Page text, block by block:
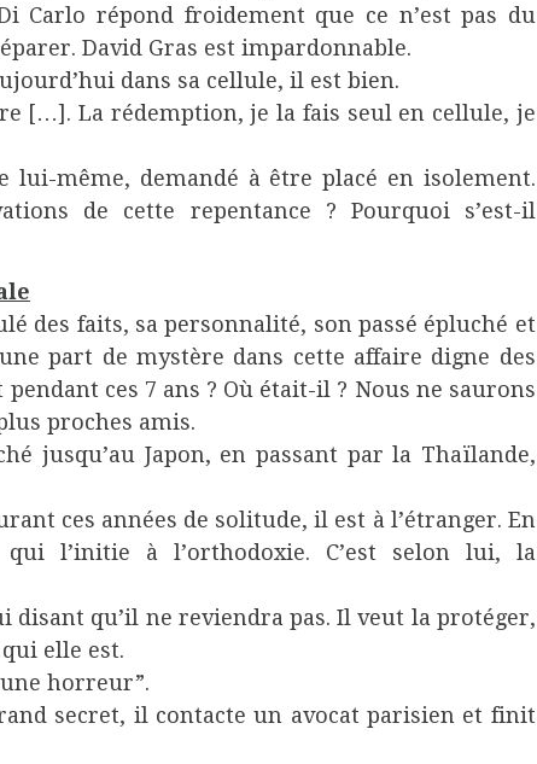
Carlo répond froidement que ce n’est pas du
David Gras est impardonnable.
dans sa cellule, il est bien.
[…]. La rédemption, je la fais seul en cellule, je
lui-même, demandé à être placé en isolement.
de cette repentance ? Pourquoi s’est-il
des faits, sa personnalité, son passé épluché et
part de mystère dans cette affaire digne des
ces 7 ans ? Où était-il ? Nous ne saurons
proches amis.
jusqu’au Japon, en passant par la Thaïlande,
ces années de solitude, il est à l’étranger. En
l’initie à l’orthodoxie. C’est selon lui, la
qu’il ne reviendra pas. Il veut la protéger,
elle est.
une horreur”.
secret, il contacte un avocat parisien et finit